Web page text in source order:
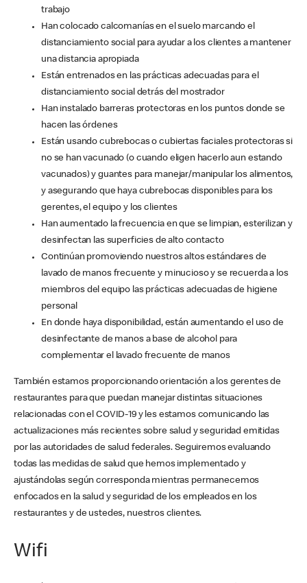
trabajo
Han colocado calcomanías en el suelo marcando el
distanciamiento social para ayudar a los clientes a mantener
una distancia apropiada
Están entrenados en las prácticas adecuadas para el
distanciamiento social detrás del mostrador
Han instalado barreras protectoras en los puntos donde se
hacen las órdenes
Están usando cubrebocas o cubiertas faciales protectoras si
no se han vacunado (o cuando eligen hacerlo aun estando
vacunados) y guantes para manejar/manipular los alimentos,
y asegurando que haya cubrebocas disponibles para los
gerentes, el equipo y los clientes
Han aumentado la frecuencia en que se limpian, esterilizan y
desinfectan las superficies de alto contacto
Continúan promoviendo nuestros altos estándares de
lavado de manos frecuente y minucioso y se recuerda a los
miembros del equipo las prácticas adecuadas de higiene
personal
En donde haya disponibilidad, están aumentando el uso de
desinfectante de manos a base de alcohol para
complementar el lavado frecuente de manos
También estamos proporcionando orientación a los gerentes de
restaurantes para que puedan manejar distintas situaciones
relacionadas con el COVID-19 y les estamos comunicando las
actualizaciones más recientes sobre salud y seguridad emitidas
por las autoridades de salud federales. Seguiremos evaluando
todas las medidas de salud que hemos implementado y
ajustándolas según corresponda mientras permanecemos
enfocados en la salud y seguridad de los empleados en los
restaurantes y de ustedes, nuestros clientes.
Wifi